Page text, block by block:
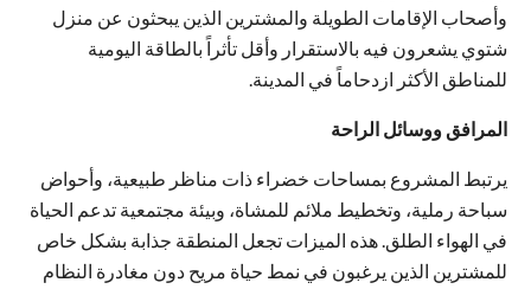
وأصحاب الإقامات الطويلة والمشترين الذين يبحثون عن منزل
شتوي يشعرون فيه بالاستقرار وأقل تأثراً بالطاقة اليومية
للمناطق الأكثر ازدحاماً في المدينة.
المرافق ووسائل الراحة
يرتبط المشروع بمساحات خضراء ذات مناظر طبيعية، وأحواض
سباحة رملية، وتخطيط ملائم للمشاة، وبيئة مجتمعية تدعم الحياة
في الهواء الطلق. هذه الميزات تجعل المنطقة جذابة بشكل خاص
للمشترين الذين يرغبون في نمط حياة مريح دون مغادرة النظام